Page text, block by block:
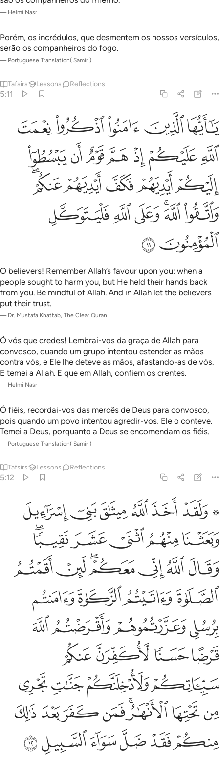
— Helmi Nasr
Porém, os incrédulos, que desmentem os nossos versículos,
serão os companheiros do fogo.
— Portuguese Translation( Samir )
Tafsirs Lessons Reflections
5:11
يا ايها الذين امنوا اذكروا نعمت الله عليكم اذ هم قوم ان يبسطوا اليكم
يَـٰٓأَيُّهَا ٱلَّذِينَ ءَامَنُوا۟ ٱذْكُرُوا۟ نِعْمَتَ ٱللَّهِ عَلَيْكُمْ إِذْ هَمَّ
ﱉﱊﱋﱌﱍ
ﱎﱏﱐ ﱑﱒﱓﱔ
ﱕﱖﱗﱘﱙﱚ
ﱛﱜﱝﱞﱟﱠ
ﱡﱢ
O believers! Remember Allah’s favour upon you: when a
people sought to harm you, but He held their hands back
from you. Be mindful of Allah. And in Allah let the believers
put their trust.
— Dr. Mustafa Khattab, The Clear Quran
Ó vós que credes! Lembrai-vos da graça de Allah para
convosco, quando um grupo intentou estender as mãos
contra vós, e Ele lhe deteve as mãos, afastando-as de vós.
E temei a Allah. E que em Allah, confiem os crentes.
— Helmi Nasr
Ó fiéis, recordai-vos das mercês de Deus para convosco,
pois quando um povo intentou agredir-vos, Ele o conteve.
Temei a Deus, porquanto a Deus se encomendam os fiéis.
— Portuguese Translation( Samir )
Tafsirs Lessons Reflections
5:12
۞ ولقد اخذ الله ميثاق بني اسراييل وبعثنا منهم اثني عشر نقيبا
۞ وَلَقَدْ أَخَذَ ٱللَّهُ مِيثَـٰقَ بَنِىٓ إِسْرَٰٓءِيلَ وَبَعَثْنَا مِنْهُمُ ٱثْنَىْ
ﱣ ﱤﱥﱦﱧﱨﱩ
ﱪﱫﱬﱭﱮﱯ
ﱰﱱﱲﱳﱴﱵﱶ
ﱷﱸﱹﱺ
ﱻﱼﱽﱾ
ﱿﲀﲁﲂ
ﲃﲄﲅﲆ
ﲇﲈﲉﲊﲋﲌﲍﲎ
ﲏﲐﲑﲒﲓﲔ